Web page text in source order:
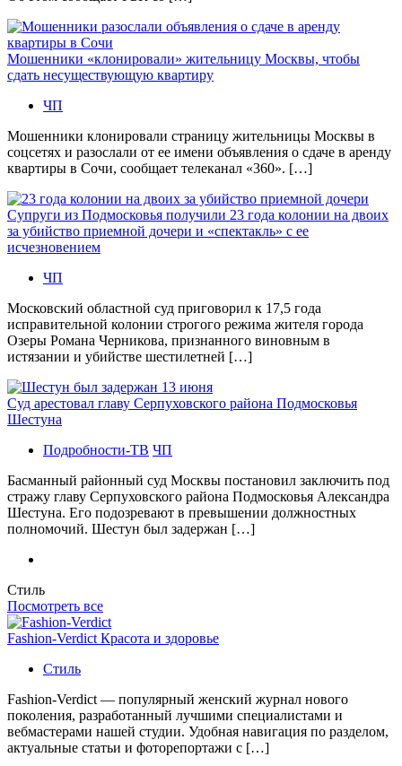
Мошенники «клонировали» жительницу Москвы, чтобы
сдать несуществующую квартиру
ЧП
Мошенники клонировали страницу жительницы Москвы в
соцсетях и разослали от ее имени объявления о сдаче в аренду
квартиры в Сочи, сообщает телеканал «360». […]
Супруги из Подмосковья получили 23 года колонии на двоих
за убийство приемной дочери и «спектакль» с ее
исчезновением
ЧП
Московский областной суд приговорил к 17,5 года
исправительной колонии строгого режима жителя города
Озеры Романа Черникова, признанного виновным в
истязании и убийстве шестилетней […]
Суд арестовал главу Серпуховского района Подмосковья
Шестуна
Подробности-ТВ ЧП
Басманный районный суд Москвы постановил заключить под
стражу главу Серпуховского района Подмосковья Александра
Шестуна. Его подозревают в превышении должностных
полномочий. Шестун был задержан […]
Стиль
Посмотреть все
Fashion-Verdict Красота и здоровье
Стиль
Fashion-Verdict — популярный женский журнал нового
поколения, разработанный лучшими специалистами и
вебмастерами нашей студии. Удобная навигация по разделом,
актуальные статьи и фоторепортажи с […]